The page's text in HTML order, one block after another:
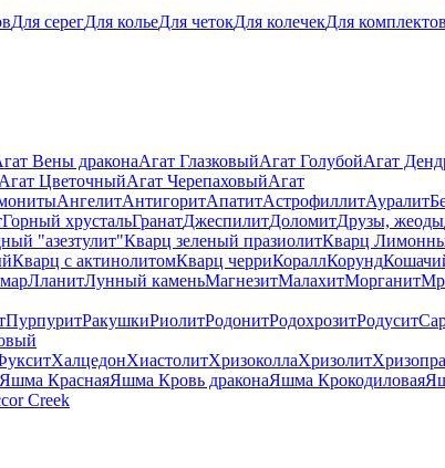
Для серегДля кольеДля четокДля колечекДля
Вены драконаАгат ГлазковыйАгат ГолубойАгат
Агат ЦветочныйАгат ЧерепаховыйАгат
АнгелитАнтигоритАпатитАстрофиллитАуралит
Горный хрустальГранатДжеспилитДоломитДрузы, жеоды
"азезтулит"Кварц зеленый празиолитКварц
Кварц с актинолитомКварц черриКораллКорунд
ЛланитЛунный каменьМагнезитМалахитМорганит
ПурпуритРакушкиРиолитРодонитРодохрозитРодусит
ХалцедонХиастолитХризоколлаХризолит
Яшма КраснаяЯшма Кровь драконаЯшма Крокодиловая
Creek